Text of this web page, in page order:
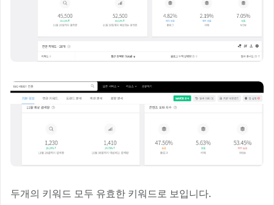
두개의 키워드 모두 유효한 키워드로 보입니다.